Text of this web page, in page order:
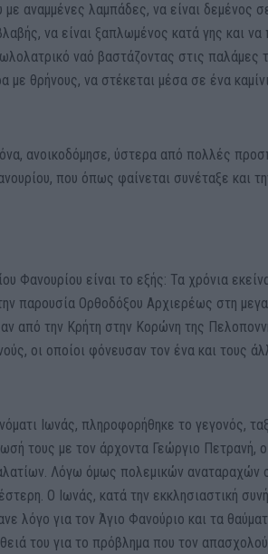
αναμμένες λαμπάδες, να είναι δεμένος
να είναι ξαπλωμένος κατά γης και
ναό βαστάζοντας στις παλάμες
με θρήνους, να στέκεται μέσα σε ένα
ανοικοδόμησε, ύστερα από πολλές
που όπως φαίνεται συνέταξε και
Φανουρίου είναι το εξής: Τα χρόνια
παρουσία Ορθοδόξου Αρχιερέως στη
από την Κρήτη στην Κορώνη της
οι οποίοι φόνευσαν τον ένα και τους
Ιωνάς, πληροφορήθηκε το γεγονός,
τους με τον άρχοντα Γεώργιο Πετρανή,
Λόγω όμως πολεμικών αναταραχών
Ο Ιωνάς, κατά την εκκλησιαστική
λόγο για τον Άγιο Φανούριο και τα
του για το πρόβλημα που τον